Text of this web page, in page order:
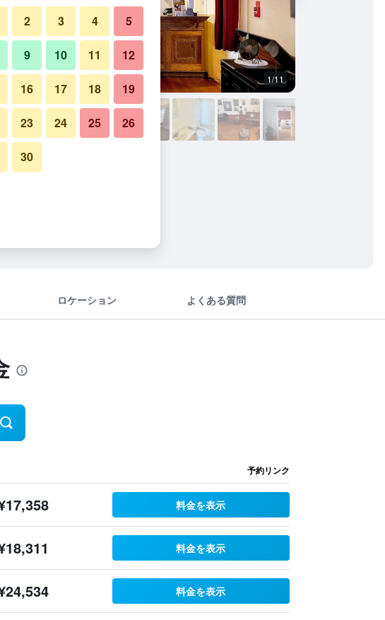
ク 1/11
ージ ホテルの写真
ロケーション よくある質問
予約リンク
料金を表示
料金を表示
料金を表示
2 3 4 5
9 10 11 12
16 17 18 19
23 24 25 26
30